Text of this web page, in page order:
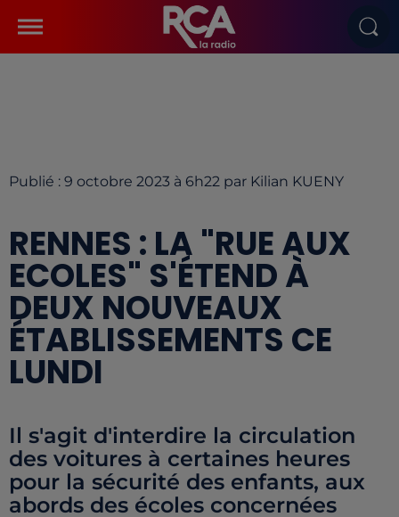
Publié : 9 octobre 2023 à 6h22 par Kilian KUENY
RENNES : LA "RUE AUX
ECOLES" S'ÉTEND À
DEUX NOUVEAUX
ÉTABLISSEMENTS CE
LUNDI
Il s'agit d'interdire la circulation
des voitures à certaines heures
pour la sécurité des enfants, aux
abords des écoles concernées